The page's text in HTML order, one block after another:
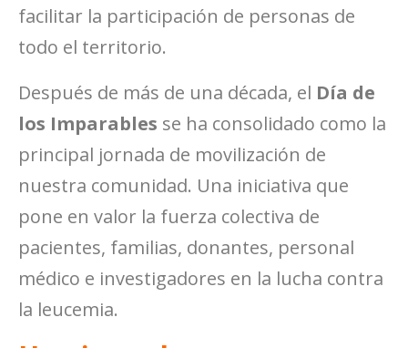
facilitar la participación de personas de
todo el territorio.
Después de más de una década, el Día de
los Imparables se ha consolidado como la
principal jornada de movilización de
nuestra comunidad. Una iniciativa que
pone en valor la fuerza colectiva de
pacientes, familias, donantes, personal
médico e investigadores en la lucha contra
la leucemia.